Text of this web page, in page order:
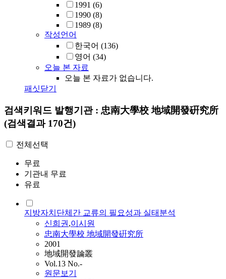
1991 (6)
1990 (8)
1989 (8)
작성언어
한국어 (136)
영어 (34)
오늘 본 자료
오늘 본 자료가 없습니다.
패싯닫기
검색키워드 발행기관 : 忠南大學校 地域開發硏究所
(검색결과 170건)
전체선택
무료
기관내 무료
유료
지방자치단체간 교류의 필요성과 실태분석
신희권,이시원
忠南大學校 地域開發硏究所
2001
地域開發論叢
Vol.13 No.-
원문보기